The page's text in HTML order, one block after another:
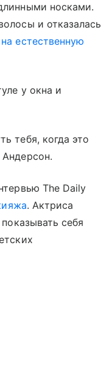
носками.
и отказалась
естественную
у окна и
тебя, когда это
The Daily
. Актриса
себя